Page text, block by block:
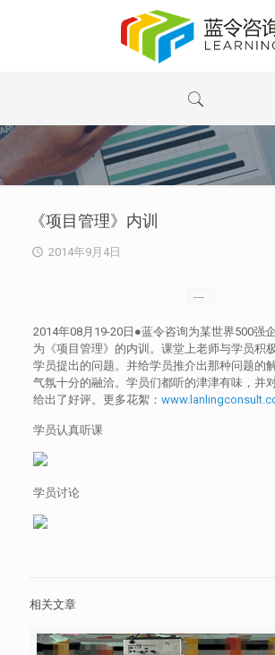
《项目管理》内训
2014年9月4日
2014年08月19-20日●蓝令咨询为某世界500强
为《项目管理》的内训。课堂上老师与学员积
学员提出的问题。并给学员推介出那种问题的
气氛十分的融洽。学员们都听的津津有味，并
给出了好评。更多花絮：
学员认真听课
学员讨论
相关文章